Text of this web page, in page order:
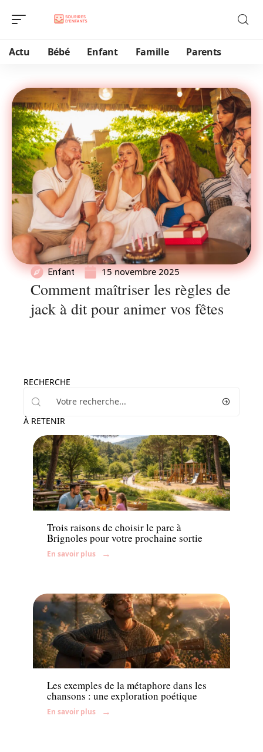
Actu Bébé Enfant Famille Parents
Enfant 15 novembre 2025
Comment maîtriser les règles de
jack à dit pour animer vos fêtes
RECHERCHE
À RETENIR
Famille
Trois raisons de choisir le parc à
Brignoles pour votre prochaine sortie
En savoir plus
Famille
Les exemples de la métaphore dans les
chansons : une exploration poétique
En savoir plus